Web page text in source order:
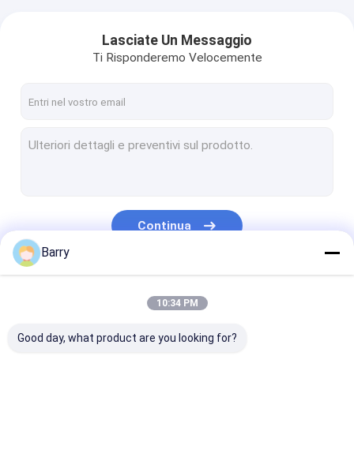
marcatura di vernice spray
penna di indicatore
Sigillante siliconico
Lasciate Un Messaggio
Ti Risponderemo Velocemente
Continua
Barry
10:34 PM
Good day, what product are you looking for?